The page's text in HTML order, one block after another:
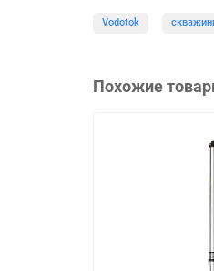
Vodotok
Похожие